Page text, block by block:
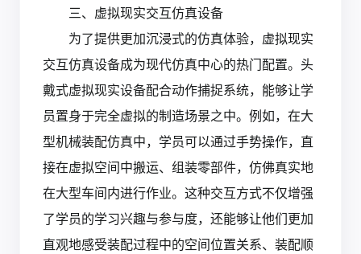
三、虚拟现实交互仿真设备
为了提供更加沉浸式的仿真体验，虚拟现实
交互仿真设备成为现代仿真中心的热门配置。头
戴式虚拟现实设备配合动作捕捉系统，能够让学
员置身于完全虚拟的制造场景之中。例如，在大
型机械装配仿真中，学员可以通过手势操作，直
接在虚拟空间中搬运、组装零部件，仿佛真实地
在大型车间内进行作业。这种交互方式不仅增强
了学员的学习兴趣与参与度，还能够让他们更加
直观地感受装配过程中的空间位置关系、装配顺